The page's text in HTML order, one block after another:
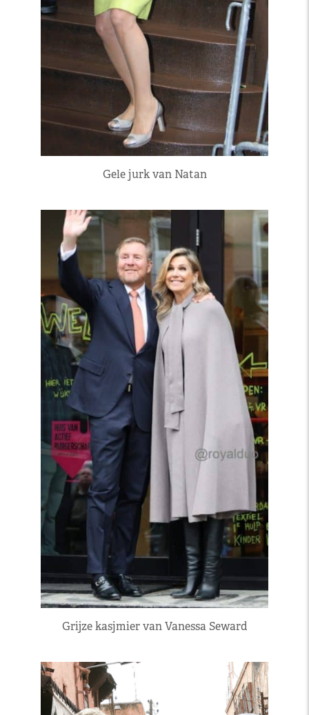
Gele jurk van Natan
Grijze kasjmier van Vanessa Seward